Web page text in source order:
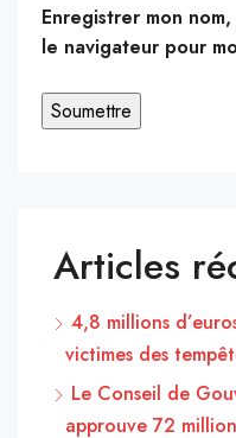
Enregistrer mon
le navigateur pour
Articles
4,8 millions
victimes des
Le Conseil de
approuve 72